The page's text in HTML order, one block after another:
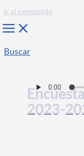
Ir al contenido
Buscar
2023-